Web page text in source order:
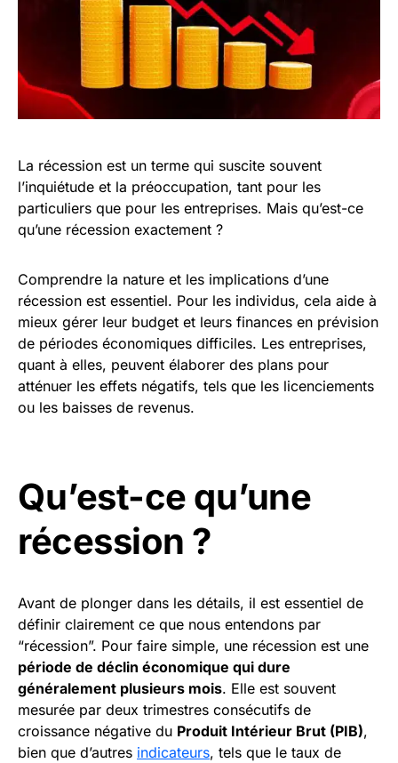
La récession est un terme qui suscite souvent
l’inquiétude et la préoccupation, tant pour les
particuliers que pour les entreprises. Mais qu’est-ce
qu’une récession exactement ?
Comprendre la nature et les implications d’une
récession est essentiel. Pour les individus, cela aide à
mieux gérer leur budget et leurs finances en prévision
de périodes économiques difficiles. Les entreprises,
quant à elles, peuvent élaborer des plans pour
atténuer les effets négatifs, tels que les licenciements
ou les baisses de revenus.
Qu’est-ce qu’une
récession ?
Avant de plonger dans les détails, il est essentiel de
définir clairement ce que nous entendons par
“récession”. Pour faire simple, une récession est une
période de déclin économique qui dure
généralement plusieurs mois. Elle est souvent
mesurée par deux trimestres consécutifs de
croissance négative du Produit Intérieur Brut (PIB),
bien que d’autres indicateurs, tels que le taux de